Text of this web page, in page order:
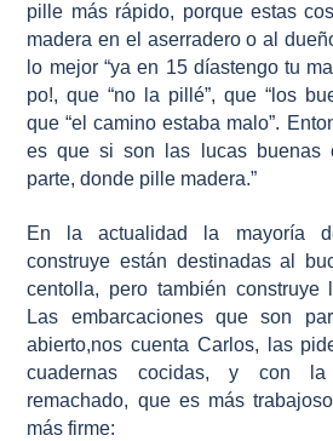
pille más rápido, porque estas
madera en el aserradero o al
lo mejor “ya en 15 díastengo tu
po!, que “no la pillé”, que “los
que “el camino estaba malo”.
es que si son las lucas buenas
parte, donde pille madera.”
En la actualidad la mayoría
construye están destinadas al
centolla, pero también construye
Las embarcaciones que son
abierto,nos cuenta Carlos, las
cuadernas cocidas, y con
remachado, que es más
más firme: